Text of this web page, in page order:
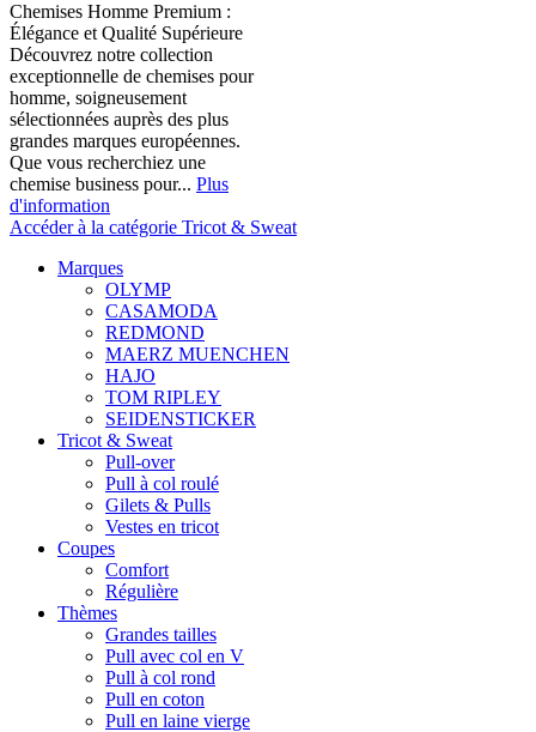
Chemises Homme Premium :
Élégance et Qualité Supérieure
Découvrez notre collection
exceptionnelle de chemises pour
homme, soigneusement
sélectionnées auprès des plus
grandes marques européennes.
Que vous recherchiez une
chemise business pour... Plus
d'information
Accéder à la catégorie Tricot & Sweat
Marques
OLYMP
CASAMODA
REDMOND
MAERZ MUENCHEN
HAJO
TOM RIPLEY
SEIDENSTICKER
Tricot & Sweat
Pull-over
Pull à col roulé
Gilets & Pulls
Vestes en tricot
Coupes
Comfort
Régulière
Thèmes
Grandes tailles
Pull avec col en V
Pull à col rond
Pull en coton
Pull en laine vierge